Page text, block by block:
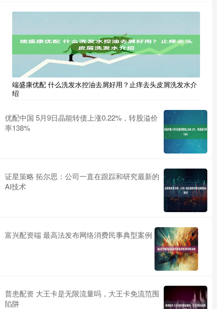
端盛康优配 什么洗发水控油去屑好用？止痒去头皮屑洗发水介
绍
优配中国 5月9日晶能转债上涨0.22%，转股溢价
率138%
证星策略 拓尔思：公司一直在跟踪和研究最新的
AI技术
富兴配资端 最高法发布网络消费民事典型案例
普患配资 大王卡是无限流量吗，大王卡免流范围
陷阱